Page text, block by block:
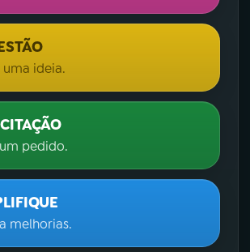
uma ideia.
pedido.
melhorias.